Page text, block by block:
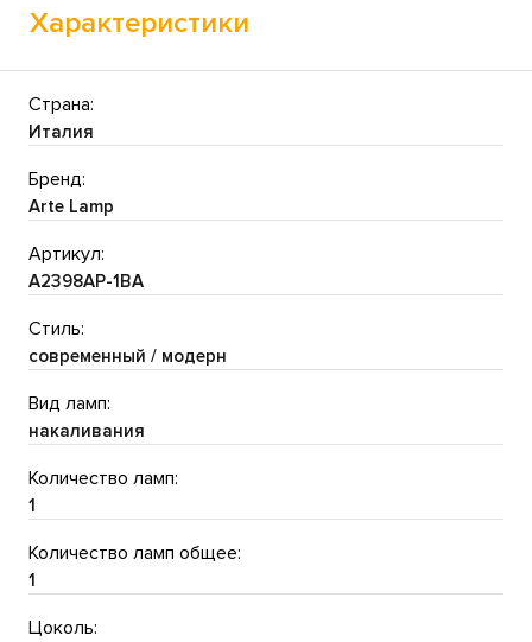
Характеристики
Страна:
Италия
Бренд:
Arte Lamp
Артикул:
A2398AP-1BA
Стиль:
современный / модерн
Вид ламп:
накаливания
Количество ламп:
1
Количество ламп общее:
1
Цоколь: